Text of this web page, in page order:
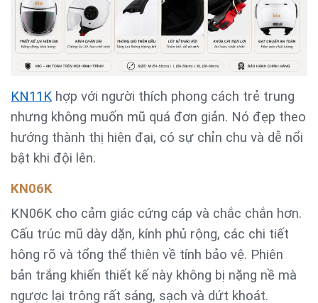
KN11K hợp với người thích phong cách trẻ trung
nhưng không muốn mũ quá đơn giản. Nó đẹp theo
hướng thành thị hiện đại, có sự chỉn chu và dễ nổi
bật khi đội lên.
KN06K
KN06K cho cảm giác cứng cáp và chắc chắn hơn.
Cấu trúc mũ dày dặn, kính phủ rộng, các chi tiết
hông rõ và tổng thể thiên về tính bảo vệ. Phiên
bản trắng khiến thiết kế này không bị nặng nề mà
ngược lại trông rất sáng, sạch và dứt khoát.